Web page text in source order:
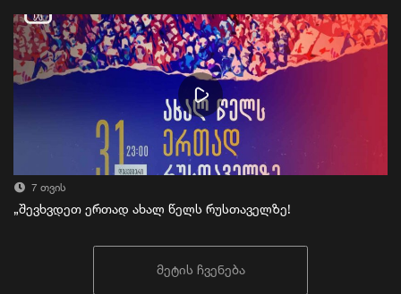
7 თვის
„შევხვდეთ ერთად ახალ წელს რუსთაველზე!
მეტის ჩვენება